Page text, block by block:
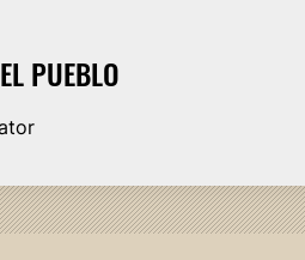
PUEBLO